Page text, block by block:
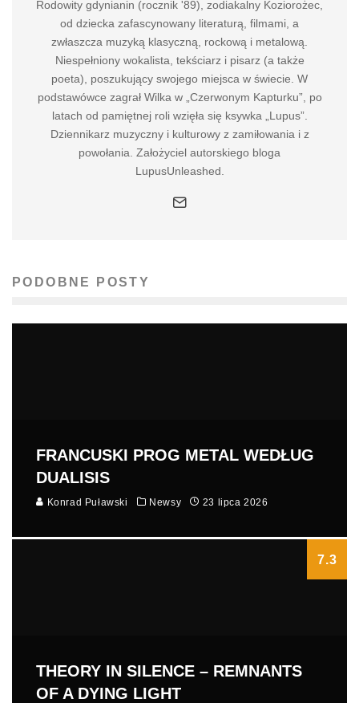
Rodowity gdynianin (rocznik '89), zodiakalny Koziorożec,
od dziecka zafascynowany literaturą, filmami, a
zwłaszcza muzyką klasyczną, rockową i metalową.
Niespełniony wokalista, tekściarz i pisarz (a także
poeta), poszukujący swojego miejsca w świecie. W
podstawówce zagrał Wilka w „Czerwonym Kapturku”, po
latach od pamiętnej roli wzięła się ksywka „Lupus”.
Dziennikarz muzyczny i kulturowy z zamiłowania i z
powołania. Założyciel autorskiego bloga
LupusUnleashed.
PODOBNE POSTY
FRANCUSKI PROG METAL WEDŁUG
DUALISIS
Konrad Puławski Newsy 23 lipca 2026
7.3
THEORY IN SILENCE – REMNANTS
OF A DYING LIGHT